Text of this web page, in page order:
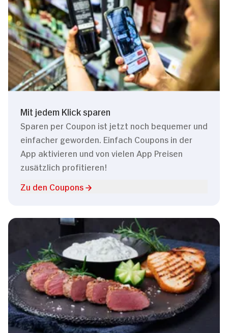
Mit jedem Klick sparen
Sparen per Coupon ist jetzt noch bequemer und
einfacher geworden. Einfach Coupons in der
App aktivieren und von vielen App Preisen
zusätzlich profitieren!
Zu den Coupons